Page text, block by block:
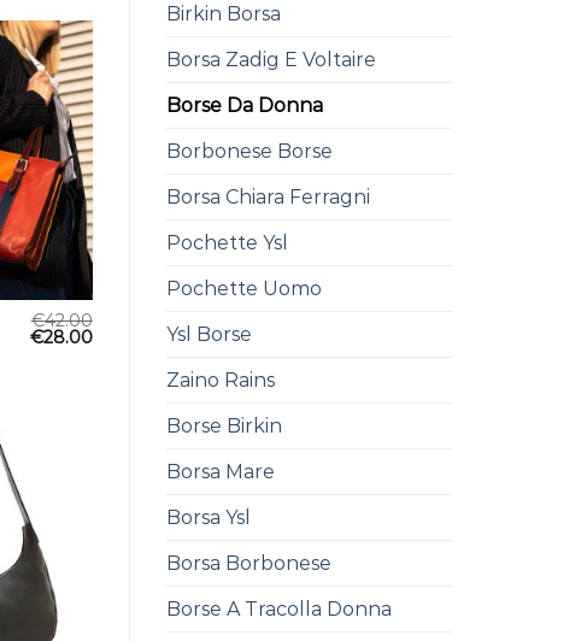
Birkin Borsa
Borsa Zadig E Voltaire
Borse Da Donna
Borbonese Borse
Borsa Chiara Ferragni
Pochette Ysl
Pochette Uomo
Ysl Borse
Zaino Rains
Borse Birkin
Borsa Mare
Borsa Ysl
Borsa Borbonese
Borse A Tracolla Donna
€42.00
€28.00